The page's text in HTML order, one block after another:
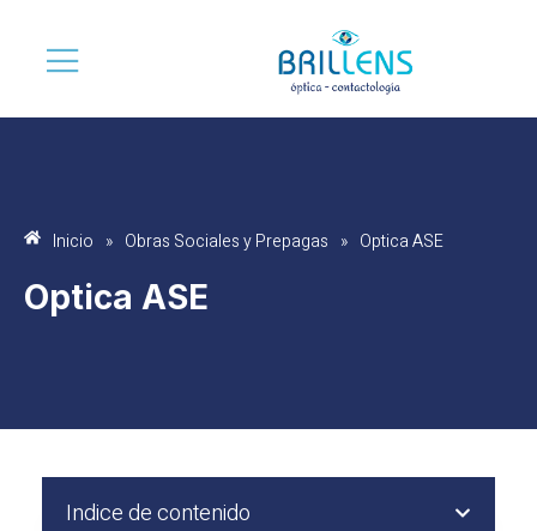
Inicio » Obras Sociales y Prepagas » Optica ASE
Optica ASE
Indice de contenido